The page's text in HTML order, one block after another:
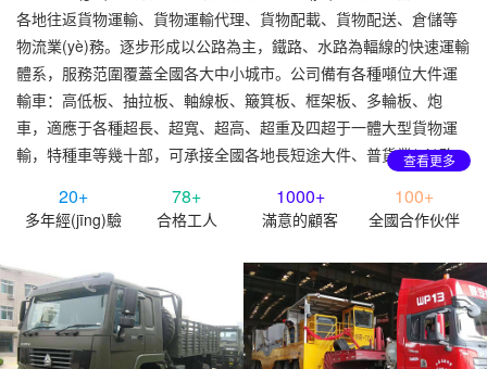
各地往返貨物運輸、貨物運輸代理、貨物配載、貨物配送、倉儲等
物流業(yè)務。逐步形成以公路為主，鐵路、水路為輻線的快速運輸
體系，服務范圍覆蓋全國各大中小城市。公司備有各種噸位大件運
輸車：高低板、抽拉板、軸線板、簸箕板、框架板、多輪板、炮
車，適應于各種超長、超寬、超高、超重及四超于一體大型貨物運
輸，特種車等幾十部，可承接全國各地長短途大件、普貨業(yè)務。
查看更多
20+
多年經(jīng)驗
78+
合格工人
1000+
滿意的顧客
100+
全國合作伙伴